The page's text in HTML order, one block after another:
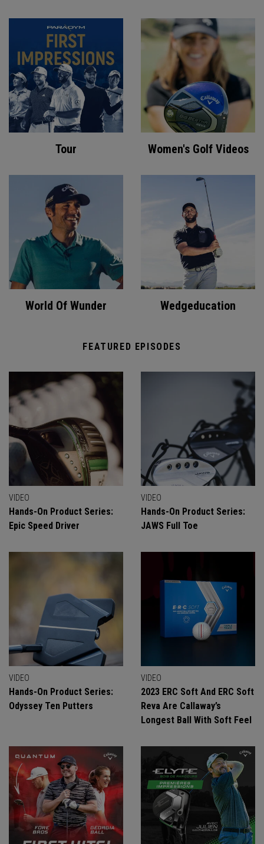
Tour Women's Golf Videos
World Of Wunder Wedgeducation
FEATURED EPISODES
VIDEO
Hands-On Product Series:
Epic Speed Driver
VIDEO
Hands-On Product Series:
JAWS Full Toe
VIDEO
Hands-On Product Series:
Odyssey Ten Putters
VIDEO
2023 ERC Soft And ERC Soft
Reva Are Callaway’s
Longest Ball With Soft Feel